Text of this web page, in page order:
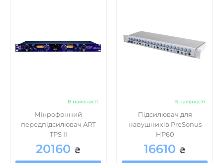
В наявності
Мікрофонний
передпідсилювач ART
TPS II
20160 ₴
В наявності
Підсилювач для
навушників PreSonus
HP60
16610 ₴